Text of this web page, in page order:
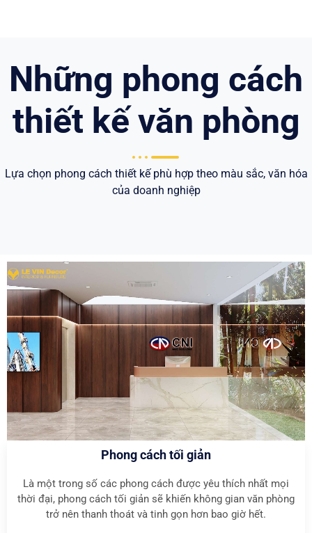
Những phong cách
thiết kế văn phòng
Lựa chọn phong cách thiết kế phù hợp theo màu sắc, văn hóa
của doanh nghiệp
Phong cách tối giản
Là một trong số các phong cách được yêu thích nhất mọi
thời đại, phong cách tối giản sẽ khiến không gian văn phòng
trở nên thanh thoát và tinh gọn hơn bao giờ hết.